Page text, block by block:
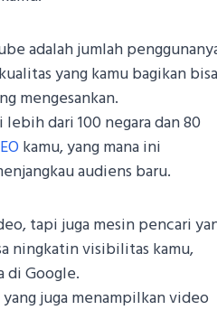
adalah jumlah
yang kamu bagikan bisa
mengesankan.
dari 100 negara dan 80
kamu, yang mana ini
audiens baru.
tapi juga mesin pencari
ningkatin visibilitas kamu,
di Google.
juga menampilkan video